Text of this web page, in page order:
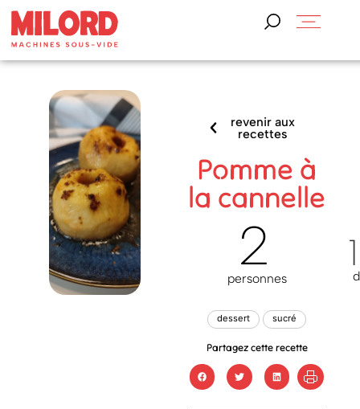
revenir aux
recettes
Pomme à
la cannelle
2
personnes
dessert sucré
Partagez cette recette